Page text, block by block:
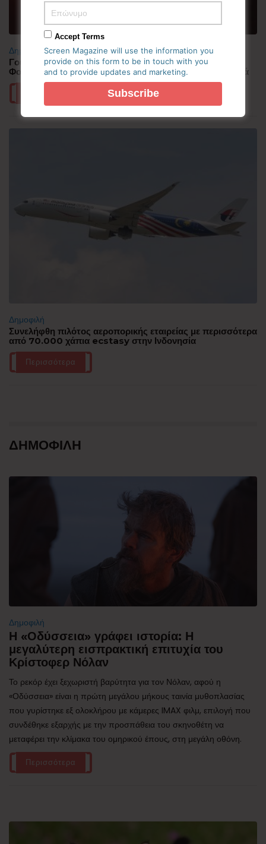
Δημοφιλή
Γουατεμάλα: Σε ύφεση η δραστηριότητα του ηφαιστείου
Φουέγο – 1.700 άνθρωποι απομακρύνθηκαν προληπτικά
Δημοφιλή
Συνελήφθη πιλότος αεροπορικής εταιρείας με περισσότερα
από 70.000 χάπια ecstasy στην Ινδονησία
Περισσότερα
ΔΗΜΟΦΙΛΗ
Δημοφιλή
Η «Οδύσσεια» γράφει ιστορία: Η
μεγαλύτερη εισπρακτική επιτυχία του
Κρίστοφερ Νόλαν
Το ρεκόρ έχει ξεχωριστή βαρύτητα για τον Νόλαν, αφού η
«Οδύσσεια» είναι η πρώτη μεγάλου μήκους ταινία μυθοπλασίας
που γυρίστηκε εξ ολοκλήρου με κάμερες IMAX φιλμ, επιλογή που
συνδέθηκε εξαρχής με την προσπάθεια του σκηνοθέτη να
μεταφέρει την κλίμακα του ομηρικού έπους, στη μεγάλη οθόνη.
Περισσότερα
Accept Terms
Screen Magazine will use the information you
provide on this form to be in touch with you
and to provide updates and marketing.